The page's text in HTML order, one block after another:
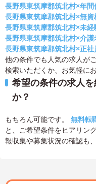
長野県東筑摩郡筑北村×年
長野県東筑摩郡筑北村×無資
長野県東筑摩郡筑北村×未経
長野県東筑摩郡筑北村×介護
長野県東筑摩郡筑北村×正社
他の条件でも人気の求人が
検索いただくか、お気軽に
希望の条件の求人
か？
もちろん可能です。 無料転
と、ご希望条件をヒアリン
報収集や募集状況の確認も